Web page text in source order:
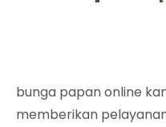
bunga papan online
memberikan